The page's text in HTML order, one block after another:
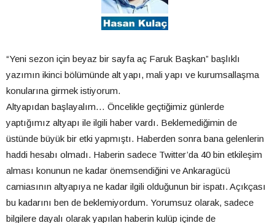
“Yeni sezon için beyaz bir sayfa aç Faruk Başkan” başlıklı
yazımın ikinci bölümünde alt yapı, mali yapı ve kurumsallaşma
konularına girmek istiyorum.
Altyapıdan başlayalım… Öncelikle geçtiğimiz günlerde
yaptığımız altyapı ile ilgili haber vardı. Beklemediğimin de
üstünde büyük bir etki yapmıştı. Haberden sonra bana gelenlerin
haddi hesabı olmadı. Haberin sadece Twitter’da 40 bin etkileşim
alması konunun ne kadar önemsendiğini ve Ankaragücü
camiasının altyapıya ne kadar ilgili olduğunun bir ispatı. Açıkçası
bu kadarını ben de beklemiyordum. Yorumsuz olarak, sadece
bilgilere dayalı olarak yapılan haberin kulüp içinde de